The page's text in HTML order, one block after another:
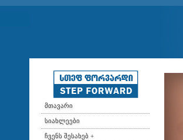
მთავარი
სიახლეები
ჩვენს შესახებ +